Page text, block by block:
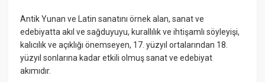
Antik Yunan ve Latin sanatını örnek alan, sanat ve
edebiyatta akıl ve sağduyuyu, kurallılık ve ihtişamlı söyleyişi,
kalıcılık ve açıklığı önemseyen, 17. yüzyıl ortalarından 18.
yüzyıl sonlarına kadar etkili olmuş sanat ve edebiyat
akımıdır.